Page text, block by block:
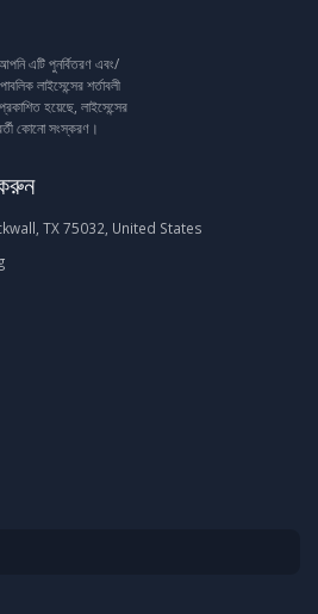
এটি পুনর্বিতরণ এবং/
লাইসেন্সের শর্তাবলী
হয়েছে, লাইসেন্সের
কোনো সংস্করণ।
TX 75032, United States